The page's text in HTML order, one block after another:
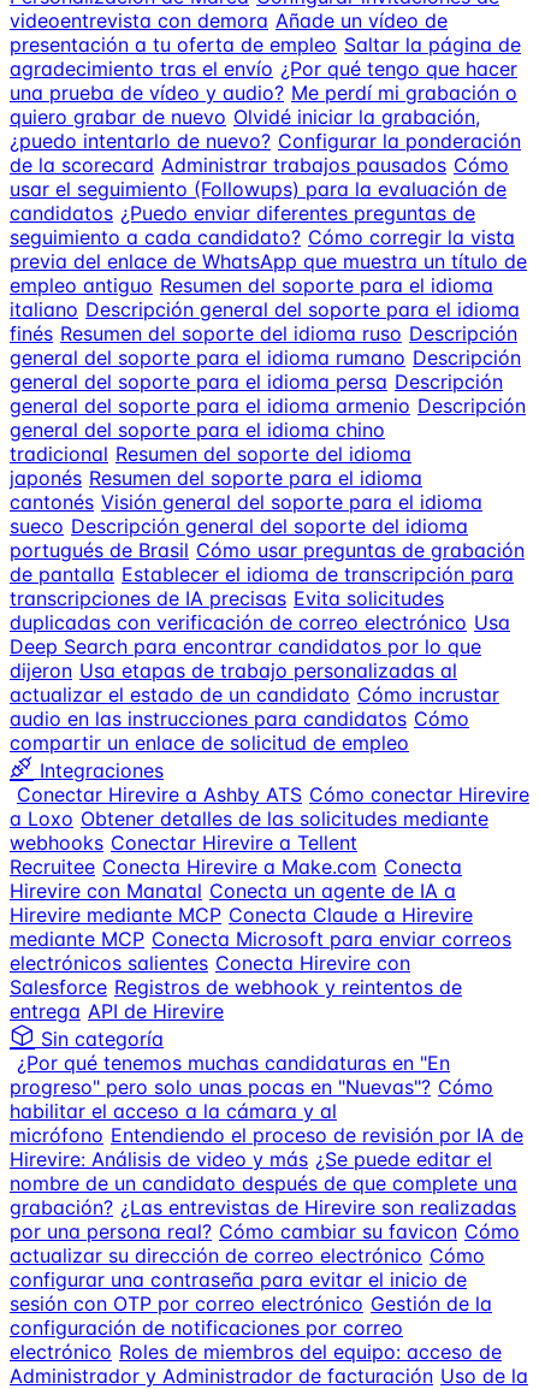
videoentrevista con demora Añade un vídeo de
presentación a tu oferta de empleo Saltar la página de
agradecimiento tras el envío ¿Por qué tengo que hacer
una prueba de vídeo y audio? Me perdí mi grabación o
quiero grabar de nuevo Olvidé iniciar la grabación,
¿puedo intentarlo de nuevo? Configurar la ponderación
de la scorecard Administrar trabajos pausados Cómo
usar el seguimiento (Followups) para la evaluación de
candidatos ¿Puedo enviar diferentes preguntas de
seguimiento a cada candidato? Cómo corregir la vista
previa del enlace de WhatsApp que muestra un título de
empleo antiguo Resumen del soporte para el idioma
italiano Descripción general del soporte para el idioma
finés Resumen del soporte del idioma ruso Descripción
general del soporte para el idioma rumano Descripción
general del soporte para el idioma persa Descripción
general del soporte para el idioma armenio Descripción
general del soporte para el idioma chino
tradicional Resumen del soporte del idioma
japonés Resumen del soporte para el idioma
cantonés Visión general del soporte para el idioma
sueco Descripción general del soporte del idioma
portugués de Brasil Cómo usar preguntas de grabación
de pantalla Establecer el idioma de transcripción para
transcripciones de IA precisas Evita solicitudes
duplicadas con verificación de correo electrónico Usa
Deep Search para encontrar candidatos por lo que
dijeron Usa etapas de trabajo personalizadas al
actualizar el estado de un candidato Cómo incrustar
audio en las instrucciones para candidatos Cómo
compartir un enlace de solicitud de empleo
Integraciones
Conectar Hirevire a Ashby ATS Cómo conectar Hirevire
a Loxo Obtener detalles de las solicitudes mediante
webhooks Conectar Hirevire a Tellent
Recruitee Conecta Hirevire a Make.com Conecta
Hirevire con Manatal Conecta un agente de IA a
Hirevire mediante MCP Conecta Claude a Hirevire
mediante MCP Conecta Microsoft para enviar correos
electrónicos salientes Conecta Hirevire con
Salesforce Registros de webhook y reintentos de
entrega API de Hirevire
Sin categoría
¿Por qué tenemos muchas candidaturas en "En
progreso" pero solo unas pocas en "Nuevas"? Cómo
habilitar el acceso a la cámara y al
micrófono Entendiendo el proceso de revisión por IA de
Hirevire: Análisis de video y más ¿Se puede editar el
nombre de un candidato después de que complete una
grabación? ¿Las entrevistas de Hirevire son realizadas
por una persona real? Cómo cambiar su favicon Cómo
actualizar su dirección de correo electrónico Cómo
configurar una contraseña para evitar el inicio de
sesión con OTP por correo electrónico Gestión de la
configuración de notificaciones por correo
electrónico Roles de miembros del equipo: acceso de
Administrador y Administrador de facturación Uso de la